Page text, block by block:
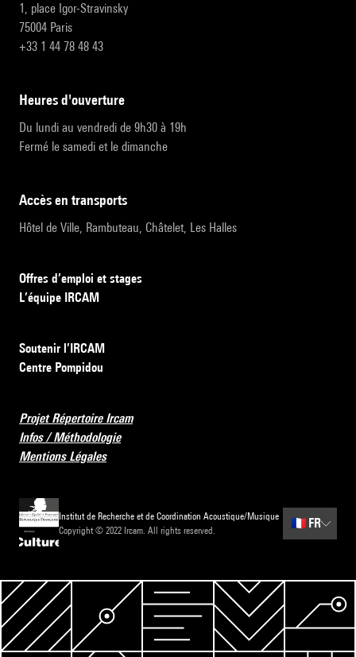
1, place Igor-Stravinsky
75004 Paris
+33 1 44 78 48 43
heures d'ouverture
Du lundi au vendredi de 9h30 à 19h
Fermé le samedi et le dimanche
accès en transports
Hôtel de Ville, Rambuteau, Châtelet, Les Halles
Offres d’emploi et stages
L’équipe IRCAM
Soutenir l’IRCAM
Centre Pompidou
Projet Répertoire Ircam
Infos / Méthodologie
Mentions Légales
Institut de Recherche et de Coordination Acoustique/Musique
Copyright © 2022 Ircam. All rights reserved.
🇫🇷 FR